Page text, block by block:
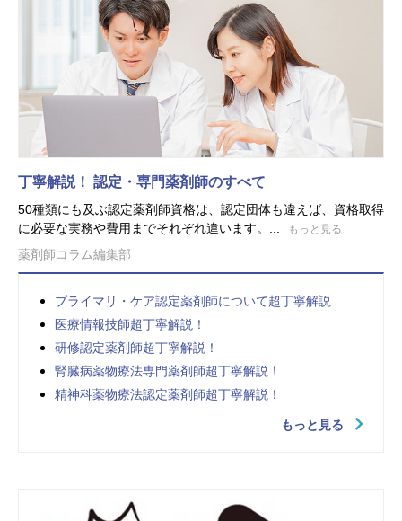
丁寧解説！ 認定・専門薬剤師のすべて
50種類にも及ぶ認定薬剤師資格は、認定団体も違えば、資格取得
に必要な実務や費用までそれぞれ違います。...
もっと見る
薬剤師コラム編集部
プライマリ・ケア認定薬剤師について超丁寧解説
医療情報技師超丁寧解説！
研修認定薬剤師超丁寧解説！
腎臓病薬物療法専門薬剤師超丁寧解説！
精神科薬物療法認定薬剤師超丁寧解説！
もっと見る